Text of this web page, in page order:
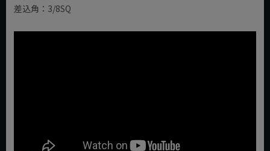
差込角：3/8SQ